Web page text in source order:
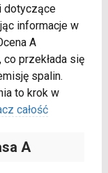
dotyczące
informacje w
A
przekłada się
spalin.
to krok w
całość
A